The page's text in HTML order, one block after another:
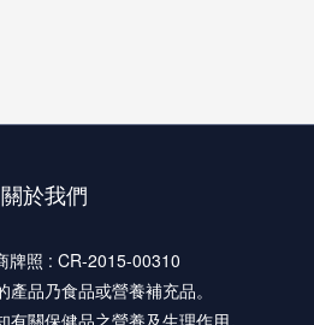
關於我們
牌照 : CR-2015-00310
產品乃食品或營養補充品。
關保健品之營養及生理作用。